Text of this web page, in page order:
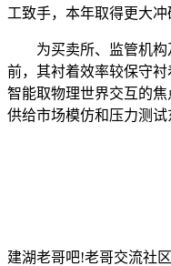
工致手，本年取得更大冲
为买卖所、监管机构
前，其衬着效率较保守
智能取物理世界交互的
供给市场模仿和压力测试
建湖老哥吧!老哥交流社